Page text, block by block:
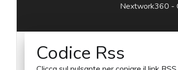
Nextwork360 -
Codice Rss